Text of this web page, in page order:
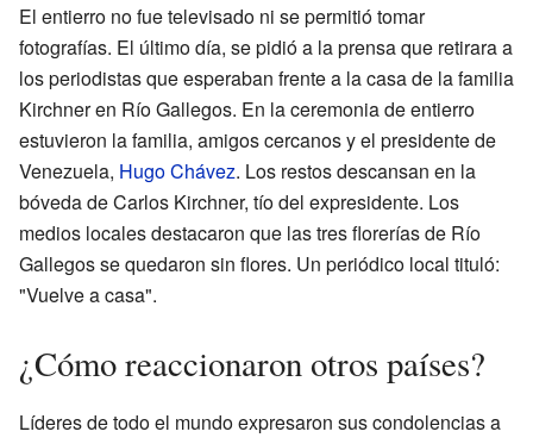
El entierro no fue televisado ni se permitió tomar
fotografías. El último día, se pidió a la prensa que retirara a
los periodistas que esperaban frente a la casa de la familia
Kirchner en Río Gallegos. En la ceremonia de entierro
estuvieron la familia, amigos cercanos y el presidente de
Venezuela, Hugo Chávez. Los restos descansan en la
bóveda de Carlos Kirchner, tío del expresidente. Los
medios locales destacaron que las tres florerías de Río
Gallegos se quedaron sin flores. Un periódico local tituló:
"Vuelve a casa".
¿Cómo reaccionaron otros países?
Líderes de todo el mundo expresaron sus condolencias a